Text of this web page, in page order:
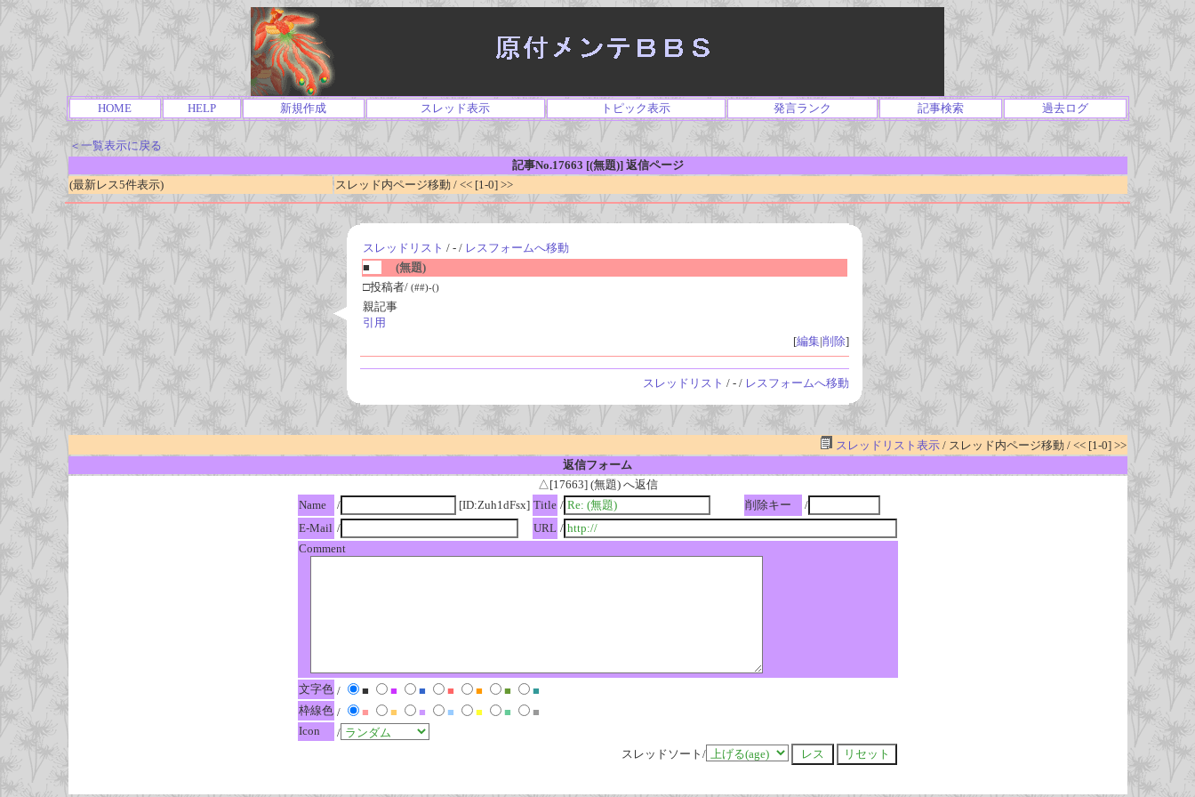
HOME HELP 新規作成 スレッド表示 トピック表示 発言ランク 記事検索 過去ログ
＜一覧表示に戻る
記事No.17663 [(無題)] 返信ページ
(最新レス5件表示)
スレッド内ページ移動 / << [1-0] >>
スレッドリスト / - / レスフォームへ移動
■
(無題)
□投稿者/ (##)-()
親記事
引用
[編集|削除]
スレッドリスト / - / レスフォームへ移動
スレッドリスト表示/ スレッド内ページ移動 / << [1-0] >>
返信フォーム
△[17663] (無題) へ返信
Name
/ [ID:Zuh1dFsx] Title / 削除キー
/
E-Mail / URL /
Comment
文字色 / ■ ■ ■ ■ ■ ■
■
枠線色 / ■ ■ ■ ■ ■ ■
■
Icon
/
スレッドソート/